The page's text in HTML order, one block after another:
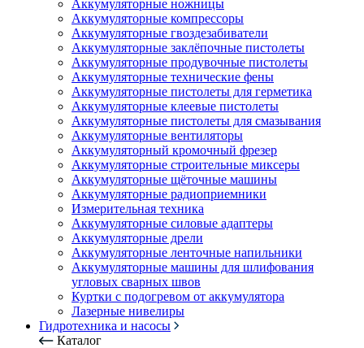
Аккумуляторные ножницы
Аккумуляторные компрессоры
Аккумуляторные гвоздезабиватели
Аккумуляторные заклёпочные пистолеты
Аккумуляторные продувочные пистолеты
Аккумуляторные технические фены
Аккумуляторные пистолеты для герметика
Аккумуляторные клеевые пистолеты
Аккумуляторные пистолеты для смазывания
Аккумуляторные вентиляторы
Аккумуляторный кромочный фрезер
Аккумуляторные строительные миксеры
Аккумуляторные щёточные машины
Аккумуляторные радиоприемники
Измерительная техника
Аккумуляторные силовые адаптеры
Аккумуляторные дрели
Аккумуляторные ленточные напильники
Аккумуляторные машины для шлифования
угловых сварных швов
Куртки с подогревом от аккумулятора
Лазерные нивелиры
Гидротехника и насосы
Каталог